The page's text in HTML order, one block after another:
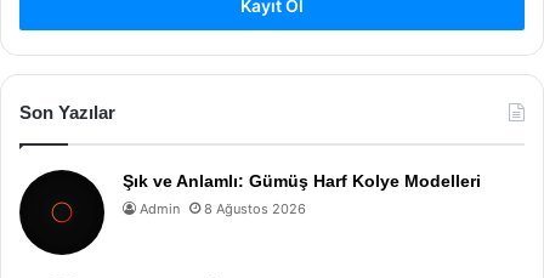
Kayıt Ol
Son Yazılar
Şık ve Anlamlı: Gümüş Harf Kolye Modelleri
Admin 8 Ağustos 2026